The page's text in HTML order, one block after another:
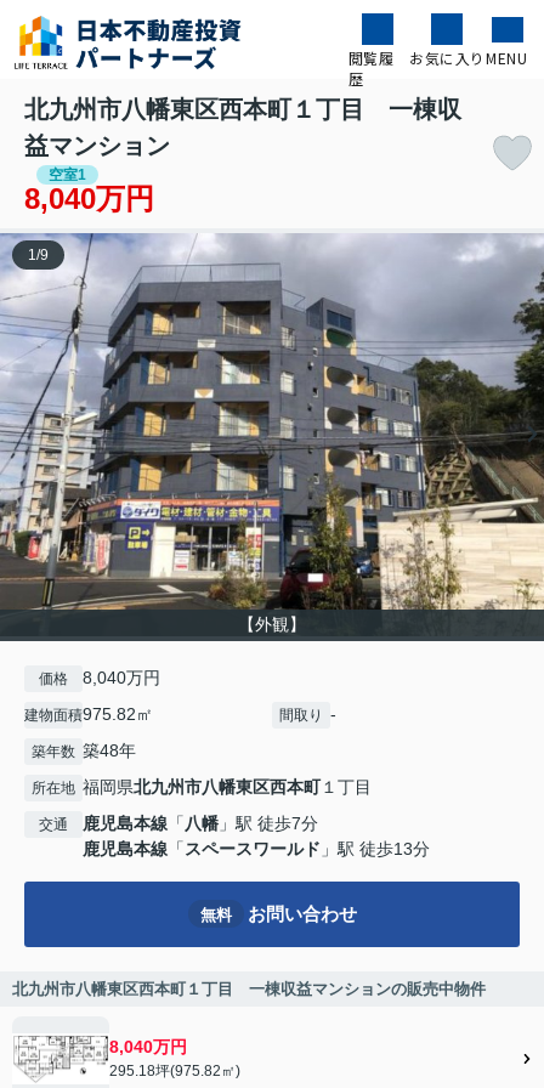
閲覧履
歴
お気に入り MENU
北九州市八幡東区西本町１丁目 一棟収
益マンション
空室1
8,040万円
【外観】
1 /9
価格 8,040万円
建物面積975.82㎡ 間取り -
築年数 築48年
所在地 福岡県北九州市八幡東区西本町１丁目
交通 鹿児島本線 「 八幡 」駅 徒歩7分
鹿児島本線 「 スペースワールド 」駅 徒歩13分
無料 お問い合わせ
北九州市八幡東区西本町１丁目 一棟収益マンションの販売中物件
8,040万円
295.18坪(975.82㎡)